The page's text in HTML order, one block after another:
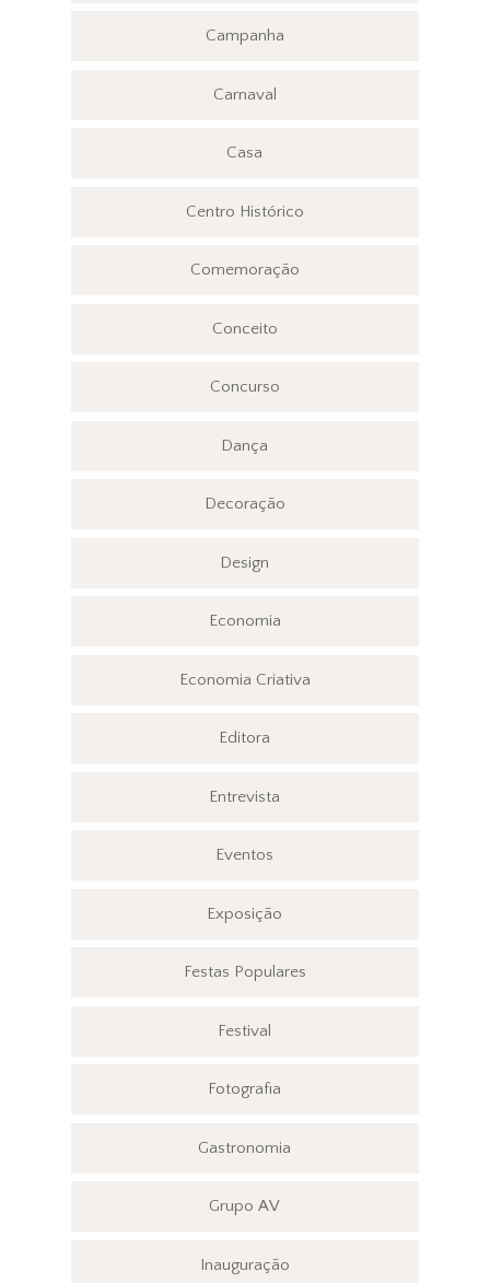
Campanha
Carnaval
Casa
Centro Histórico
Comemoração
Conceito
Concurso
Dança
Decoração
Design
Economia
Economia Criativa
Editora
Entrevista
Eventos
Exposição
Festas Populares
Festival
Fotografia
Gastronomia
Grupo AV
Inauguração